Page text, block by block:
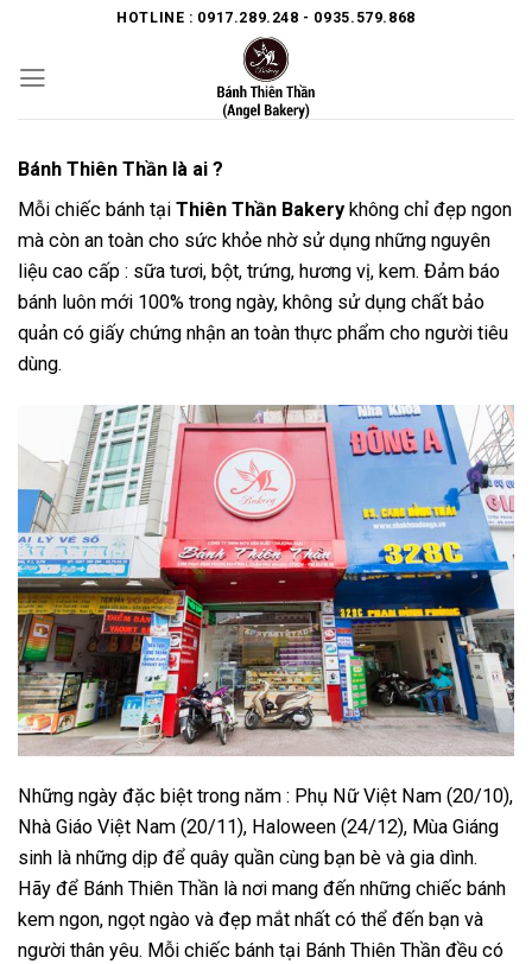
content
HOTLINE : 0917.289.248 - 0935.579.868
Bánh Thiên Thần là ai ?
Mỗi chiếc bánh tại Thiên Thần Bakery không chỉ đẹp ngon
mà còn an toàn cho sức khỏe nhờ sử dụng những nguyên
liệu cao cấp : sữa tươi, bột, trứng, hương vị, kem. Đảm báo
bánh luôn mới 100% trong ngày, không sử dụng chất bảo
quản có giấy chứng nhận an toàn thực phẩm cho người tiêu
dùng.
Những ngày đặc biệt trong năm : Phụ Nữ Việt Nam (20/10),
Nhà Giáo Việt Nam (20/11), Haloween (24/12), Mùa Giáng
sinh là những dịp để quây quần cùng bạn bè và gia dình.
Hãy để Bánh Thiên Thần là nơi mang đến những chiếc bánh
kem ngon, ngọt ngào và đẹp mắt nhất có thể đến bạn và
người thân yêu. Mỗi chiếc bánh tại Bánh Thiên Thần đều có